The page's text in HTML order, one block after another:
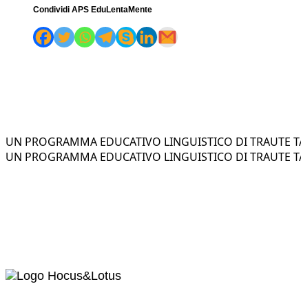
Condividi APS EduLentaMente
UN PROGRAMMA EDUCATIVO LINGUISTICO DI TRAUTE
UN PROGRAMMA EDUCATIVO LINGUISTICO DI TRAUTE